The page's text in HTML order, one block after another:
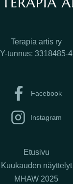
Terapia artis ry
Y-tunnus: 3318485-4
Facebook
Instagram
Etusivu
Kuukauden näyttelyt
MHAW 2025